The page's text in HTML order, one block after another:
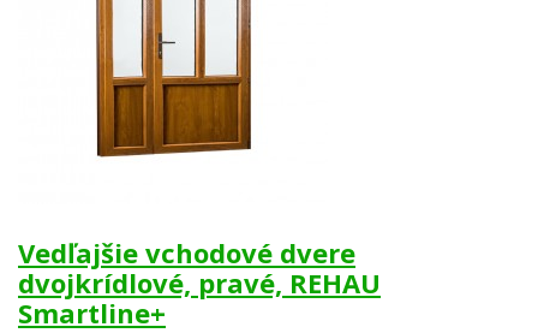
Vedľajšie vchodové dvere
dvojkrídlové, pravé, REHAU
Smartline+